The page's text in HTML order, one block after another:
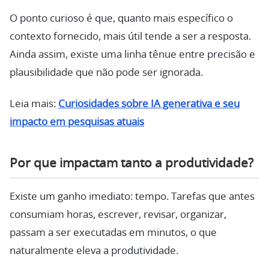
O ponto curioso é que, quanto mais específico o
contexto fornecido, mais útil tende a ser a resposta.
Ainda assim, existe uma linha tênue entre precisão e
plausibilidade que não pode ser ignorada.
Leia mais: Curiosidades sobre IA generativa e seu
impacto em pesquisas atuais
Por que impactam tanto a produtividade?
Existe um ganho imediato: tempo. Tarefas que antes
consumiam horas, escrever, revisar, organizar,
passam a ser executadas em minutos, o que
naturalmente eleva a produtividade.